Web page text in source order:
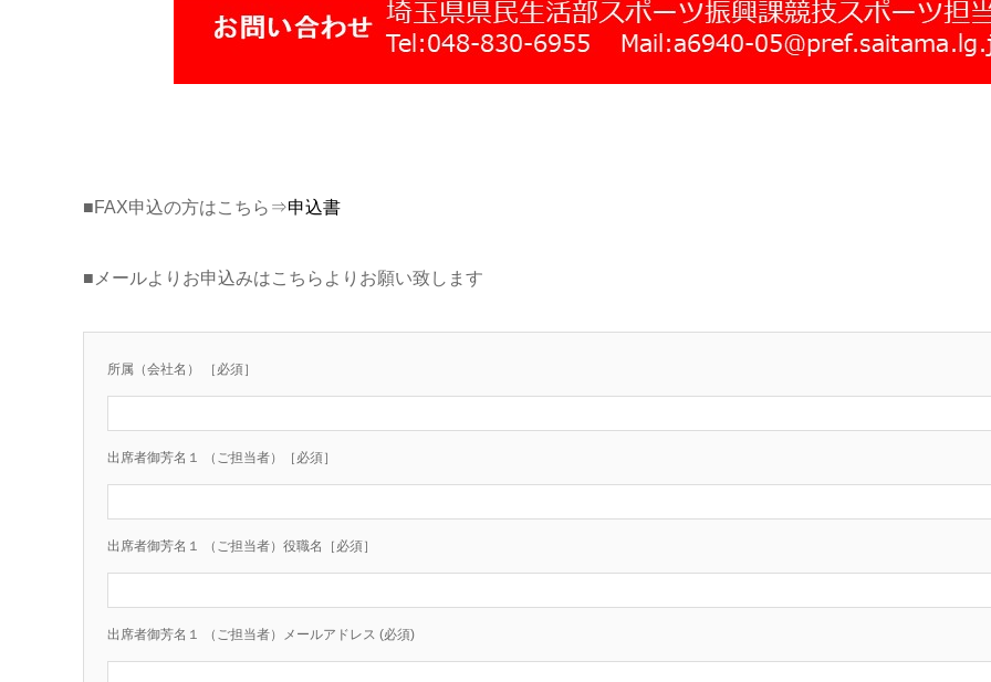
■FAX申込の方はこちら⇒申込書
■メールよりお申込みはこちらよりお願い致します
所属（会社名） ［必須］
出席者御芳名１ （ご担当者）［必須］
出席者御芳名１ （ご担当者）役職名［必須］
出席者御芳名１ （ご担当者）メールアドレス (必須)